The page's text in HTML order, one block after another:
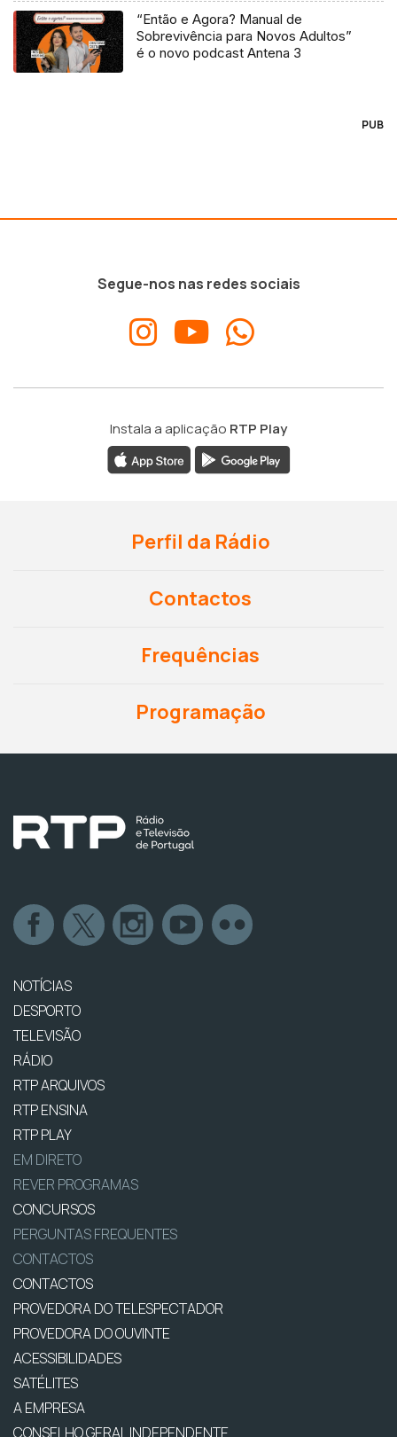
“Então e Agora? Manual de
Sobrevivência para Novos Adultos”
é o novo podcast Antena 3
PUB
Segue-nos nas redes sociais
Instala a aplicação RTP Play
Perfil da Rádio
Contactos
Frequências
Programação
NOTÍCIAS
DESPORTO
TELEVISÃO
RÁDIO
RTP ARQUIVOS
RTP ENSINA
RTP PLAY
EM DIRETO
REVER PROGRAMAS
CONCURSOS
PERGUNTAS FREQUENTES
CONTACTOS
CONTACTOS
PROVEDORA DO TELESPECTADOR
PROVEDORA DO OUVINTE
ACESSIBILIDADES
SATÉLITES
A EMPRESA
CONSELHO GERAL INDEPENDENTE